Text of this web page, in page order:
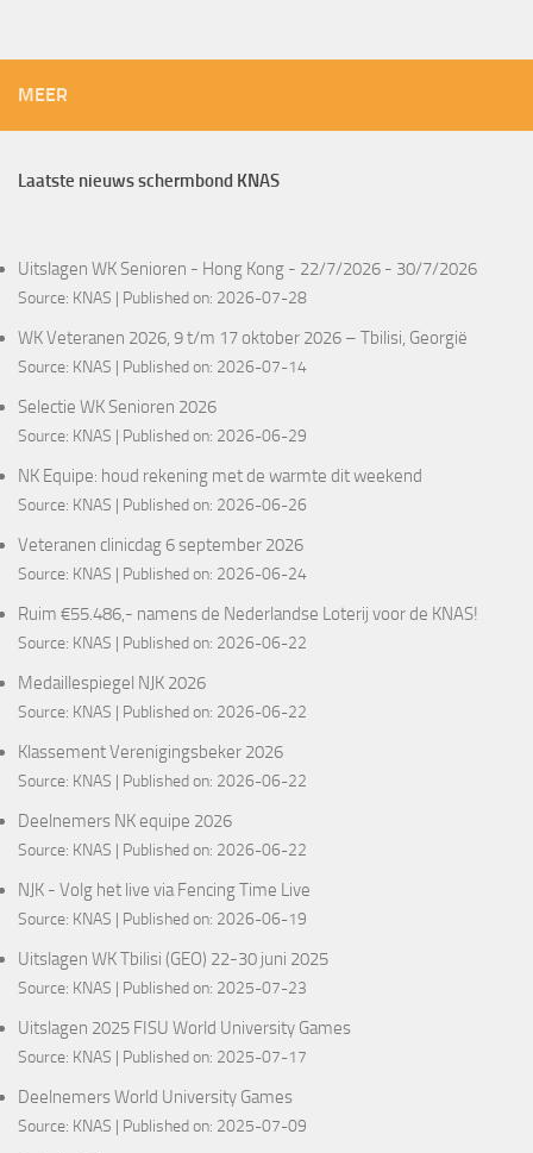
MEER
Laatste nieuws schermbond KNAS
Uitslagen WK Senioren - Hong Kong - 22/7/2026 - 30/7/2026
Source: KNAS Published on: 2026-07-28
WK Veteranen 2026, 9 t/m 17 oktober 2026 – Tbilisi, Georgië
Source: KNAS Published on: 2026-07-14
Selectie WK Senioren 2026
Source: KNAS Published on: 2026-06-29
NK Equipe: houd rekening met de warmte dit weekend
Source: KNAS Published on: 2026-06-26
Veteranen clinicdag 6 september 2026
Source: KNAS Published on: 2026-06-24
Ruim €55.486,- namens de Nederlandse Loterij voor de KNAS!
Source: KNAS Published on: 2026-06-22
Medaillespiegel NJK 2026
Source: KNAS Published on: 2026-06-22
Klassement Verenigingsbeker 2026
Source: KNAS Published on: 2026-06-22
Deelnemers NK equipe 2026
Source: KNAS Published on: 2026-06-22
NJK - Volg het live via Fencing Time Live
Source: KNAS Published on: 2026-06-19
Uitslagen WK Tbilisi (GEO) 22-30 juni 2025
Source: KNAS Published on: 2025-07-23
Uitslagen 2025 FISU World University Games
Source: KNAS Published on: 2025-07-17
Deelnemers World University Games
Source: KNAS Published on: 2025-07-09